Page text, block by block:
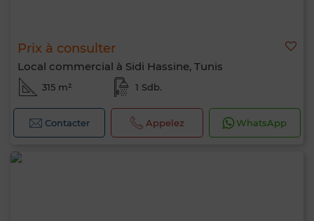
Prix à consulter
Local commercial à Sidi Hassine, Tunis
315 m² 1 Sdb.
Contacter Appelez WhatsApp